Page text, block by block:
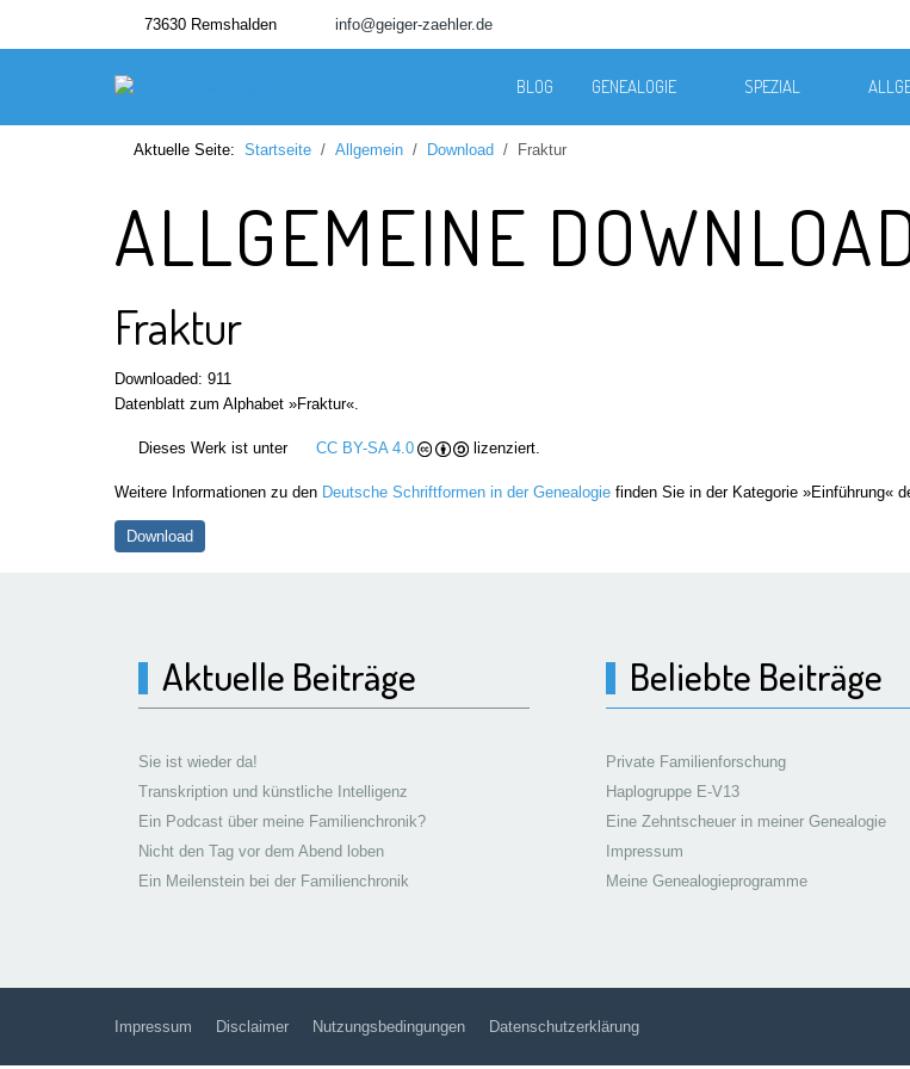
73630 Remshalden info@geiger-zaehler.de
BLOG GENEALOGIE SPEZIAL
Aktuelle Seite: Startseite Allgemein Download Fraktur
ALLGEMEINE
Fraktur
Downloaded: 911
Datenblatt zum Alphabet »Fraktur«.
Dieses Werk ist unter CC BY-SA 4.0 lizenziert.
Weitere Informationen zu den Deutsche Schriftformen in der Genealogie finden Sie in der Kategorie »Einführung«
Download
Aktuelle Beiträge
Sie ist wieder da!
Transkription und künstliche Intelligenz
Ein Podcast über meine Familienchronik?
Nicht den Tag vor dem Abend loben
Ein Meilenstein bei der Familienchronik
Beliebte Beiträge
Private Familienforschung
Haplogruppe E-V13
Eine Zehntscheuer in meiner Genealogie
Impressum
Meine Genealogieprogramme
Impressum Disclaimer Nutzungsbedingungen Datenschutzerklärung